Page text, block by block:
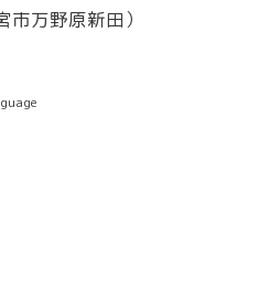
万野原新田）